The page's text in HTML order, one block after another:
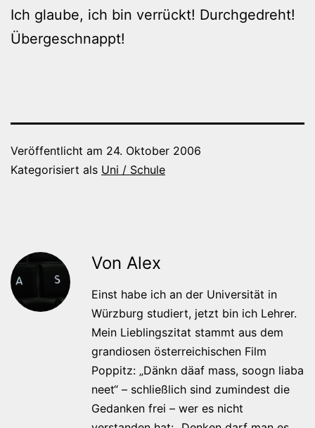
Ich glaube, ich bin verrückt! Durchgedreht!
Übergeschnappt!
Veröffentlicht am 24. Oktober 2006
Kategorisiert als Uni / Schule
Von Alex
Einst habe ich an der Universität in
Würzburg studiert, jetzt bin ich Lehrer.
Mein Lieblingszitat stammt aus dem
grandiosen österreichischen Film
Poppitz: „Dänkn däaf mass, soogn liaba
neet“ – schließlich sind zumindest die
Gedanken frei – wer es nicht